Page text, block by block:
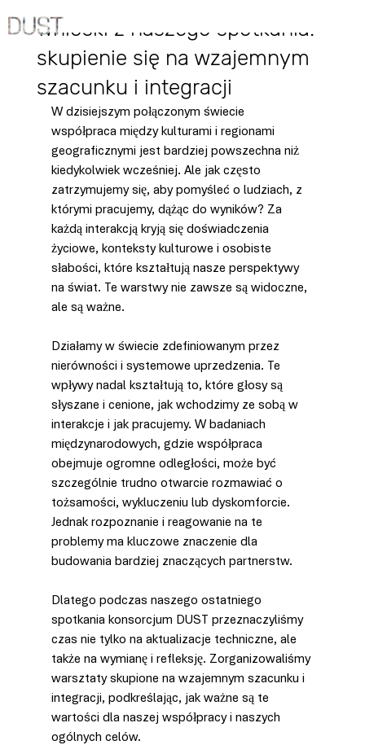
Wnioski z naszego spotkania:
skupienie się na wzajemnym
szacunku i integracji
W dzisiejszym połączonym świecie
współpraca między kulturami i regionami
geograficznymi jest bardziej powszechna niż
kiedykolwiek wcześniej. Ale jak często
zatrzymujemy się, aby pomyśleć o ludziach, z
którymi pracujemy, dążąc do wyników? Za
każdą interakcją kryją się doświadczenia
życiowe, konteksty kulturowe i osobiste
słabości, które kształtują nasze perspektywy
na świat. Te warstwy nie zawsze są widoczne,
ale są ważne.
Działamy w świecie zdefiniowanym przez
nierówności i systemowe uprzedzenia. Te
wpływy nadal kształtują to, które głosy są
słyszane i cenione, jak wchodzimy ze sobą w
interakcje i jak pracujemy. W badaniach
międzynarodowych, gdzie współpraca
obejmuje ogromne odległości, może być
szczególnie trudno otwarcie rozmawiać o
tożsamości, wykluczeniu lub dyskomforcie.
Jednak rozpoznanie i reagowanie na te
problemy ma kluczowe znaczenie dla
budowania bardziej znaczących partnerstw.
Dlatego podczas naszego ostatniego
spotkania konsorcjum DUST przeznaczyliśmy
czas nie tylko na aktualizacje techniczne, ale
także na wymianę i refleksję. Zorganizowaliśmy
warsztaty skupione na wzajemnym szacunku i
integracji, podkreślając, jak ważne są te
wartości dla naszej współpracy i naszych
ogólnych celów.